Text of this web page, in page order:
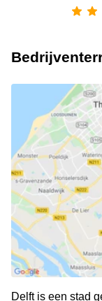
Delft is een stad